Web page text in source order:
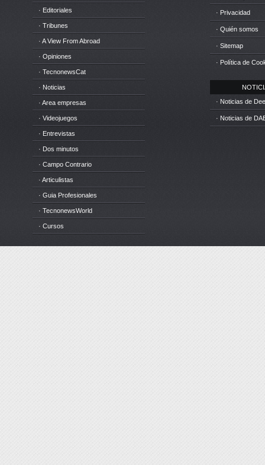
· Editoriales
· Tribunes
· A View From Abroad
· Opiniones
· TecnonewsCat
· Noticias
· Area empresas
· Videojuegos
· Entrevistas
· Dos minutos
· Campo Contrario
· Articulistas
· Guia Profesionales
· TecnonewsWorld
· Cursos
· Privacidad
· Quién somos
· Sitemap
· Política de
· Noticias de
· Noticias de